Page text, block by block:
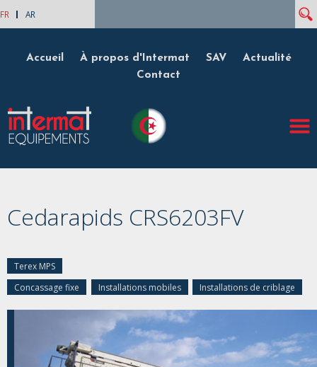
FR AR
Accueil À propos d'Intermat SAV
Actualité
Contact
Cedarapids CRS6203FV
Terex MPS
Concassage fixe
Installations mobiles Installations de criblage